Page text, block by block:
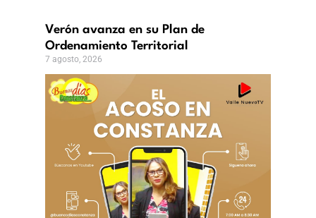
Verón avanza en su Plan de
Ordenamiento Territorial
7 agosto, 2026